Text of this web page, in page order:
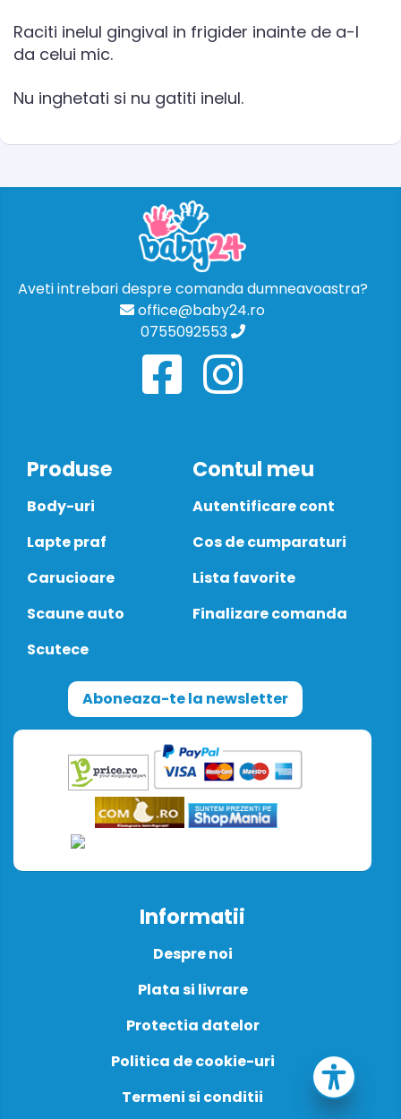
Raciti inelul gingival in frigider inainte de a-l
da celui mic.
Nu inghetati si nu gatiti inelul.
Aveti intrebari despre comanda dumneavoastra?
office@baby24.ro
0755092553
Produse
Body-uri
Lapte praf
Carucioare
Scaune auto
Scutece
Contul meu
Autentificare cont
Cos de cumparaturi
Lista favorite
Finalizare comanda
Aboneaza-te la newsletter
Informatii
Despre noi
Plata si livrare
Protectia datelor
Politica de cookie-uri
Termeni si conditii